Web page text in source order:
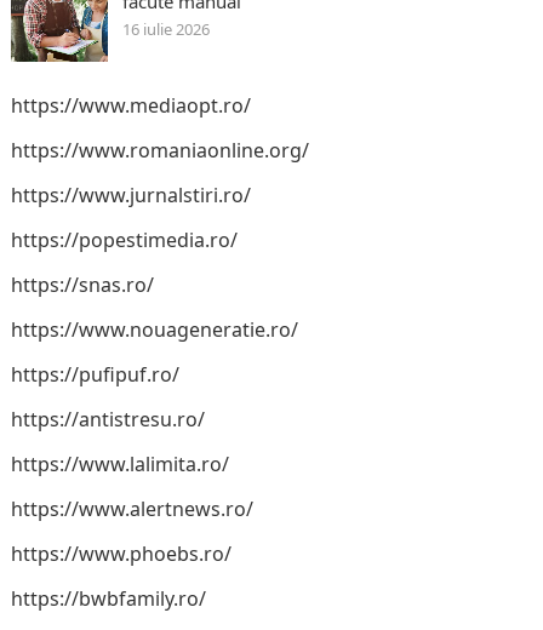
16 iulie 2026
https://www.mediaopt.ro/
https://www.romaniaonline.org/
https://www.jurnalstiri.ro/
https://popestimedia.ro/
https://snas.ro/
https://www.nouageneratie.ro/
https://pufipuf.ro/
https://antistresu.ro/
https://www.lalimita.ro/
https://www.alertnews.ro/
https://www.phoebs.ro/
https://bwbfamily.ro/